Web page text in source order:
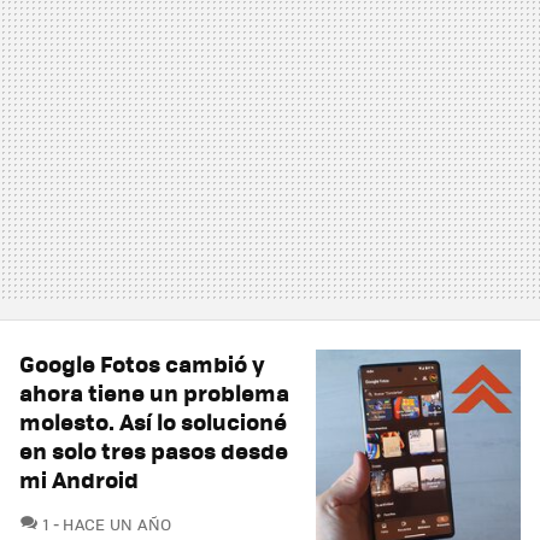
Google Fotos cambió y
ahora tiene un problema
molesto. Así lo solucioné
en solo tres pasos desde
mi Android
1 COMENTARIOS
HACE UN AÑO